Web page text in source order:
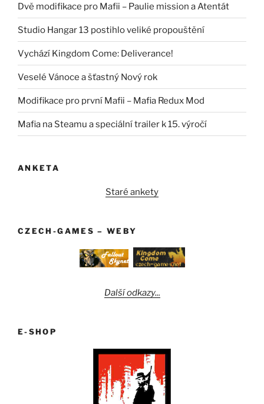
Dvě modifikace pro Mafii – Paulie mission a Atentát
Studio Hangar 13 postihlo veliké propouštění
Vychází Kingdom Come: Deliverance!
Veselé Vánoce a šťastný Nový rok
Modifikace pro první Mafii – Mafia Redux Mod
Mafia na Steamu a speciální trailer k 15. výročí
ANKETA
Staré ankety
CZECH-GAMES – WEBY
Další odkazy...
E-SHOP